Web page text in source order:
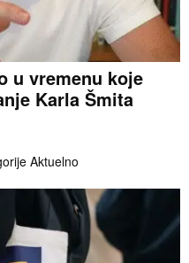
u vremenu koje
Karla Šmita
Aktuelno